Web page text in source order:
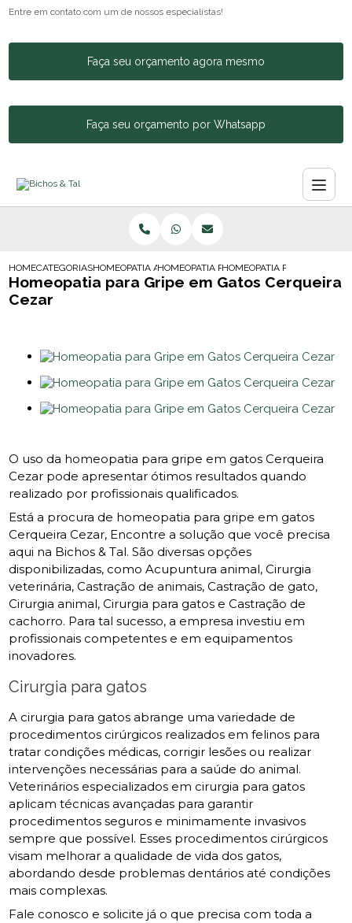
Entre em contato com um de nossos especialistas!
Faça seu orçamento agora mesmo
Faça seu orçamento por Whatsapp
HOMECATEGORIASHOMEOPATIA ANIMALHOMEOPATIA PARA CACHORRO AGITADO
HOMEOPATIA PARA GRIPE
Homeopatia para Gripe em Gatos Cerqueira
Cezar
O uso da homeopatia para gripe em gatos Cerqueira
Cezar pode apresentar ótimos resultados quando
realizado por profissionais qualificados.
Está a procura de homeopatia para gripe em gatos
Cerqueira Cezar, Encontre a solução que você precisa
aqui na Bichos & Tal. São diversas opções
disponibilizadas, como Acupuntura animal, Cirurgia
veterinária, Castração de animais, Castração de gato,
Cirurgia animal, Cirurgia para gatos e Castração de
cachorro. Para tal sucesso, a empresa investiu em
profissionais competentes e em equipamentos
inovadores.
Cirurgia para gatos
A cirurgia para gatos abrange uma variedade de
procedimentos cirúrgicos realizados em felinos para
tratar condições médicas, corrigir lesões ou realizar
intervenções necessárias para a saúde do animal.
Veterinários especializados em cirurgia para gatos
aplicam técnicas avançadas para garantir
procedimentos seguros e minimamente invasivos
sempre que possível. Esses procedimentos cirúrgicos
visam melhorar a qualidade de vida dos gatos,
abordando desde problemas dentários até condições
mais complexas.
Fale conosco e solicite já o que precisa com toda a